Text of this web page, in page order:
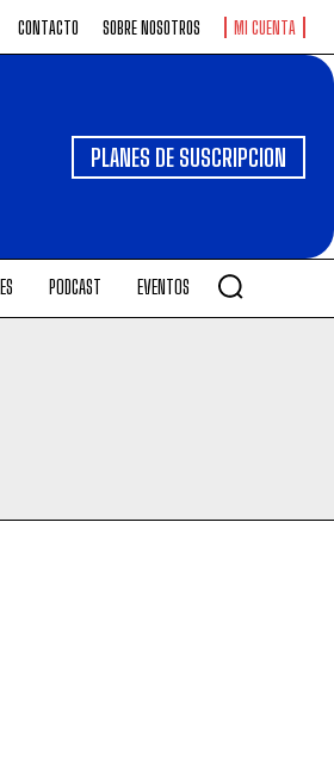
CONTACTO SOBRE NOSOTROS MI CUENTA
PLANES DE SUSCRIPCION
PODCAST EVENTOS